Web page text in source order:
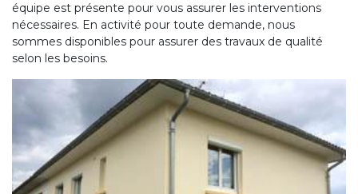
équipe est présente pour vous assurer les interventions
nécessaires. En activité pour toute demande, nous
sommes disponibles pour assurer des travaux de qualité
selon les besoins.